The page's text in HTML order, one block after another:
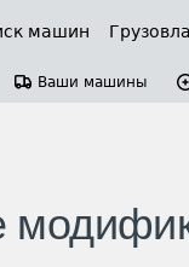
машин
Ваши машины